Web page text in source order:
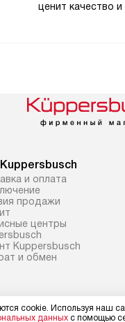
ценит качество
и оплата
продажи
центры
Kuppersbusch
и обмен
cookie. Используя наш
данных с помощью